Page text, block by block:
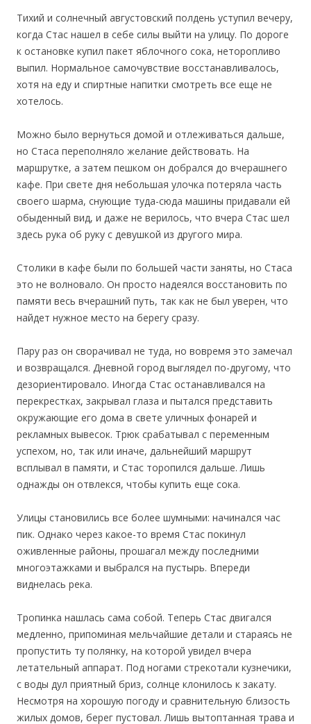
Тихий и солнечный августовский полдень уступил вечеру,
когда Стас нашел в себе силы выйти на улицу. По дороге
к остановке купил пакет яблочного сока, неторопливо
выпил. Нормальное самочувствие восстанавливалось,
хотя на еду и спиртные напитки смотреть все еще не
хотелось.
Можно было вернуться домой и отлеживаться дальше,
но Стаса переполняло желание действовать. На
маршрутке, а затем пешком он добрался до вчерашнего
кафе. При свете дня небольшая улочка потеряла часть
своего шарма, снующие туда-сюда машины придавали ей
обыденный вид, и даже не верилось, что вчера Стас шел
здесь рука об руку с девушкой из другого мира.
Столики в кафе были по большей части заняты, но Стаса
это не волновало. Он просто надеялся восстановить по
памяти весь вчерашний путь, так как не был уверен, что
найдет нужное место на берегу сразу.
Пару раз он сворачивал не туда, но вовремя это замечал
и возвращался. Дневной город выглядел по-другому, что
дезориентировало. Иногда Стас останавливался на
перекрестках, закрывал глаза и пытался представить
окружающие его дома в свете уличных фонарей и
рекламных вывесок. Трюк срабатывал с переменным
успехом, но, так или иначе, дальнейший маршрут
всплывал в памяти, и Стас торопился дальше. Лишь
однажды он отвлекся, чтобы купить еще сока.
Улицы становились все более шумными: начинался час
пик. Однако через какое-то время Стас покинул
оживленные районы, прошагал между последними
многоэтажками и выбрался на пустырь. Впереди
виднелась река.
Тропинка нашлась сама собой. Теперь Стас двигался
медленно, припоминая мельчайшие детали и стараясь не
пропустить ту полянку, на которой увидел вчера
летательный аппарат. Под ногами стрекотали кузнечики,
с воды дул приятный бриз, солнце клонилось к закату.
Несмотря на хорошую погоду и сравнительную близость
жилых домов, берег пустовал. Лишь вытоптанная трава и